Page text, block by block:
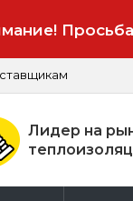
Лидер на